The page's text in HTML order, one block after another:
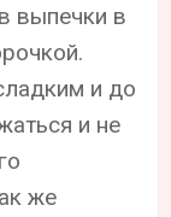
выпечки в
и до
и не
же